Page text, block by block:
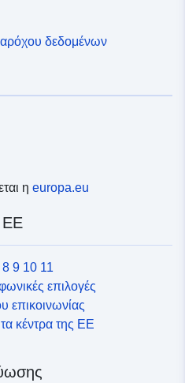
δεδομένων
η europa.eu
ΕΕ
9 10 11
επιλογές
επικοινωνίας
τα κέντρα της ΕΕ